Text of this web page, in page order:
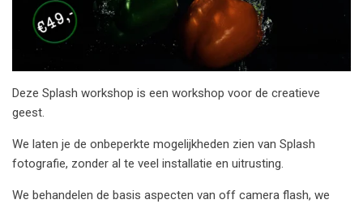
Deze Splash workshop is een workshop voor de creatieve
geest.
We laten je de onbeperkte mogelijkheden zien van Splash
fotografie, zonder al te veel installatie en uitrusting.
We behandelen de basis aspecten van off camera flash, we